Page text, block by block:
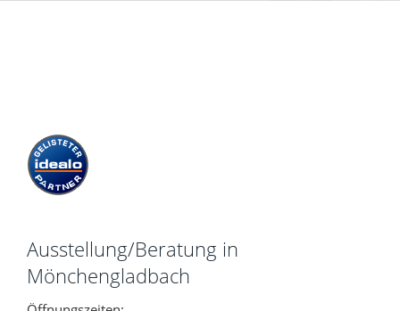
Ausstellung/Beratung in
Mönchengladbach